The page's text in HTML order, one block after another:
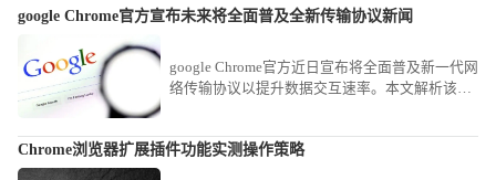
google Chrome官方宣布未来将全面普及全新传输协议新闻
google Chrome官方近日宣布将全面普及新一代网
络传输协议以提升数据交互速率。本文解析该新
Chrome浏览器扩展插件功能实测操作策略